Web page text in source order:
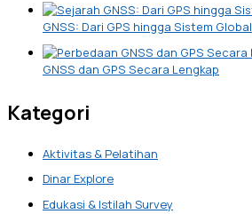
GNSS: Dari GPS hingga Sistem Global
GNSS dan GPS Secara Lengkap
Kategori
Aktivitas & Pelatihan
Dinar Explore
Edukasi & Istilah Survey